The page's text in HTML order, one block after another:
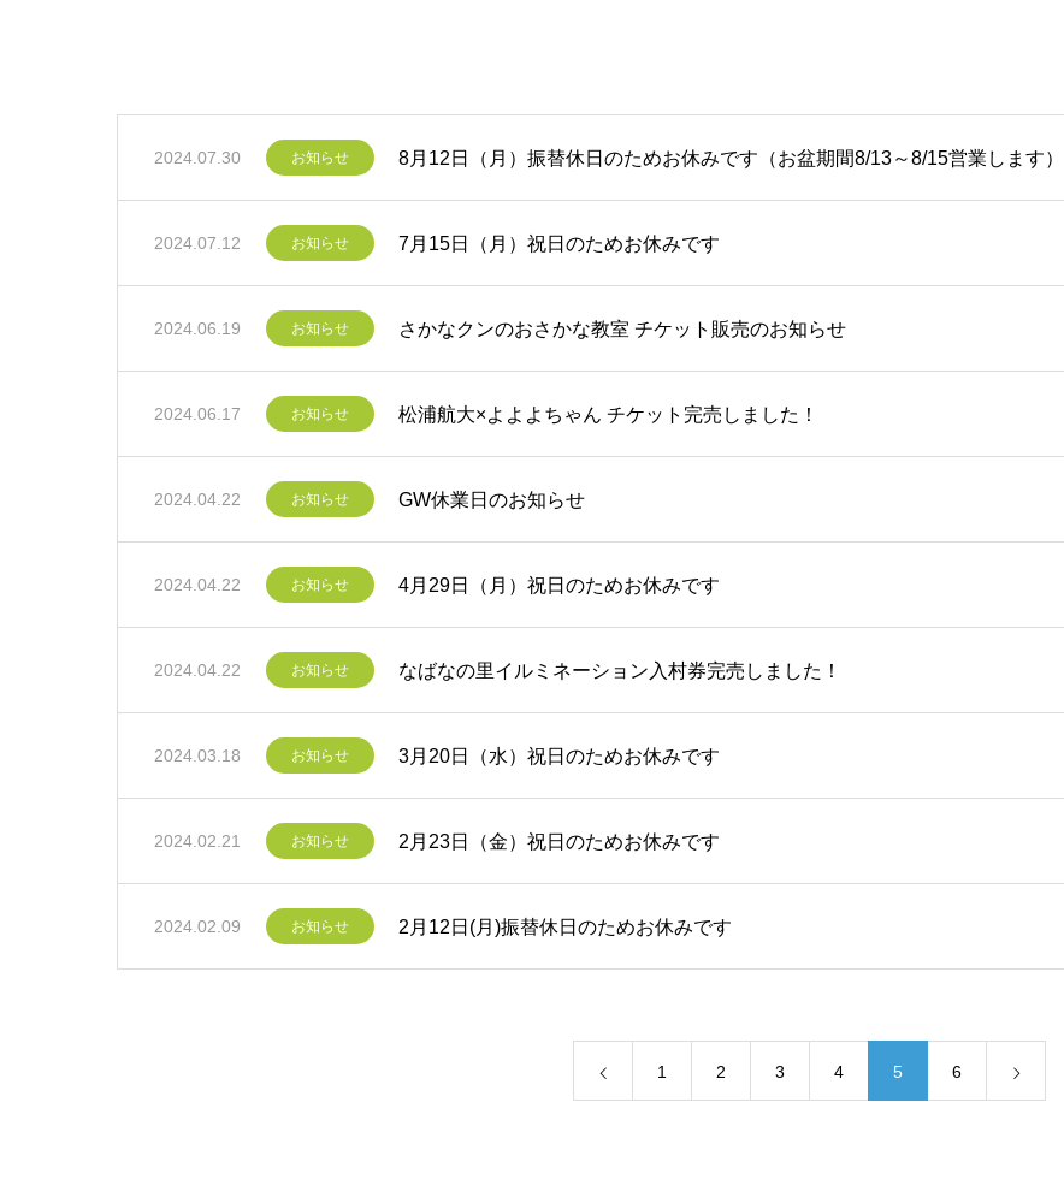
2024.07.30 お知らせ 8月12日（月）振替休日のためお休みです（お盆期間8/13～8/15営業します）
2024.07.12 お知らせ 7月15日（月）祝日のためお休みです
2024.06.19 お知らせ さかなクンのおさかな教室 チケット販売のお知らせ
2024.06.17 お知らせ 松浦航大×よよよちゃん チケット完売しました！
2024.04.22 お知らせ GW休業日のお知らせ
2024.04.22 お知らせ 4月29日（月）祝日のためお休みです
2024.04.22 お知らせ なばなの里イルミネーション入村券完売しました！
2024.03.18 お知らせ 3月20日（水）祝日のためお休みです
2024.02.21 お知らせ 2月23日（金）祝日のためお休みです
2024.02.09 お知らせ 2月12日(月)振替休日のためお休みです
1 2 3 4 5 6